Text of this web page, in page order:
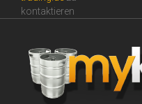
kontaktieren